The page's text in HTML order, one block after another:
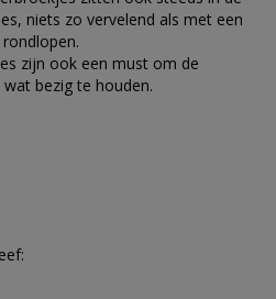
niets zo vervelend als met een
zijn ook een must om de
bezig te houden.